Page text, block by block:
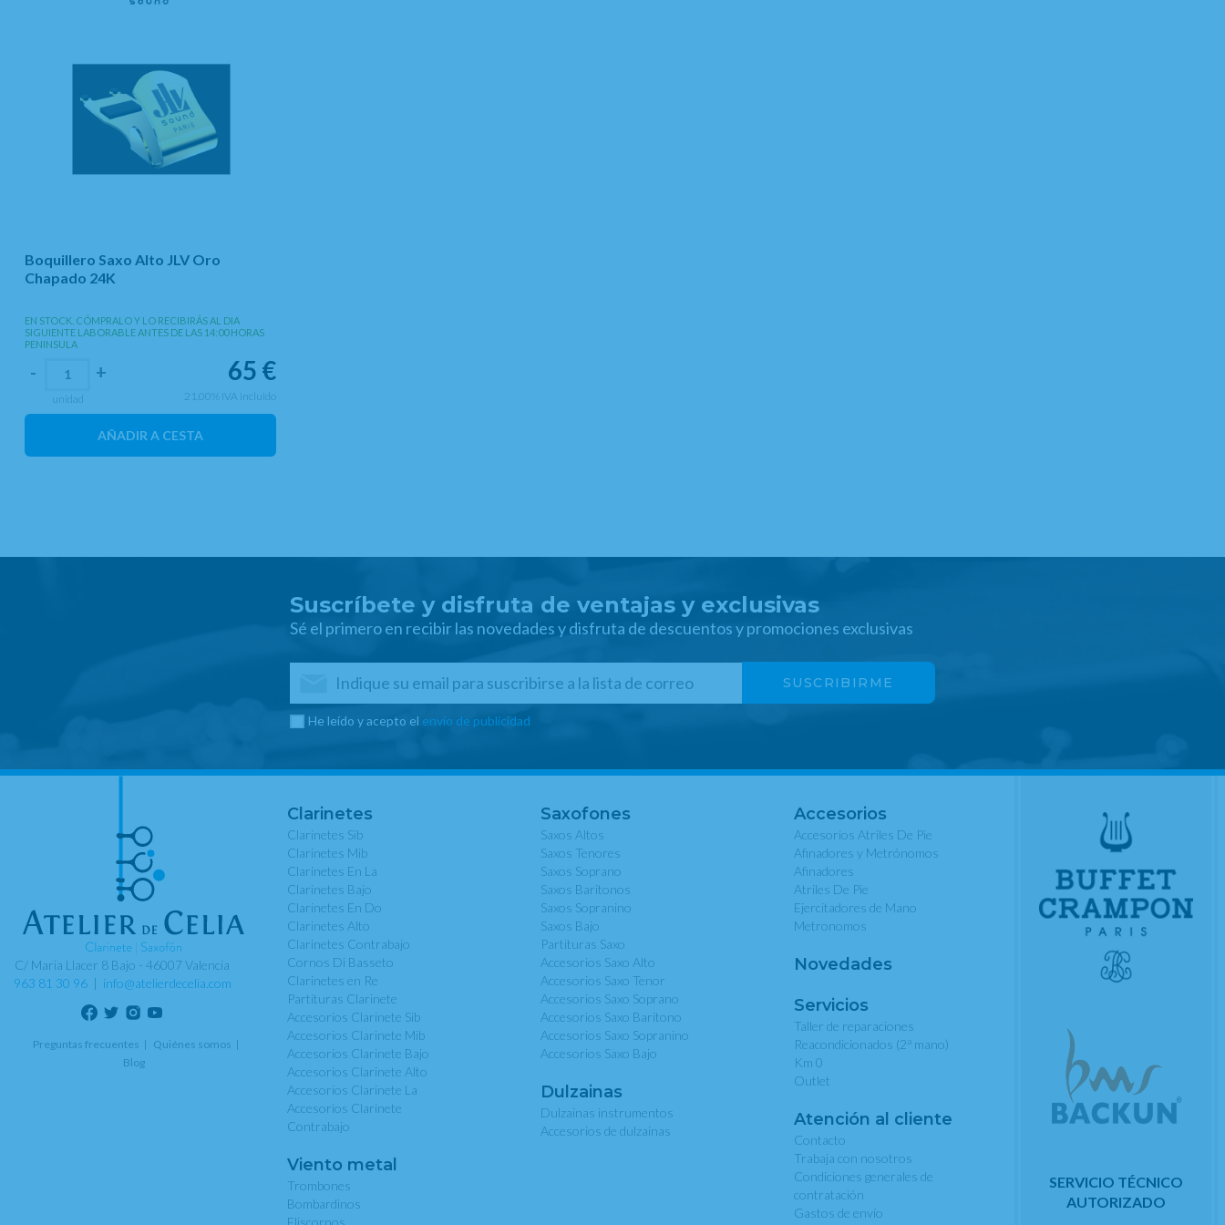
Boquillero Saxo Alto JLV Oro
Chapado 24K
EN STOCK. CÓMPRALO Y LO RECIBIRÁS AL DIA
SIGUIENTE LABORABLE ANTES DE LAS 14:00 HORAS
PENINSULA
65 €
21.00% IVA incluido
- +
unidad
AÑADIR A CESTA
Suscríbete y disfruta de ventajas y exclusivas
Sé el primero en recibir las novedades y disfruta de descuentos y promociones exclusivas
He leído y acepto el envío de publicidad
C/ Maria Llacer 8 Bajo - 46007 Valencia
963 81 30 96| info@atelierdecelia.com
Preguntas frecuentes
Quiénes somos
Blog
Clarinetes
Clarinetes Sib
Clarinetes Mib
Clarinetes En La
Clarinetes Bajo
Clarinetes En Do
Clarinetes Alto
Clarinetes Contrabajo
Cornos Di Basseto
Clarinetes en Re
Partituras Clarinete
Accesorios Clarinete Sib
Accesorios Clarinete Mib
Accesorios Clarinete Bajo
Accesorios Clarinete Alto
Accesorios Clarinete La
Accesorios Clarinete
Contrabajo
Viento metal
Trombones
Bombardinos
Saxofones
Saxos Altos
Saxos Tenores
Saxos Soprano
Saxos Baritonos
Saxos Sopranino
Saxos Bajo
Partituras Saxo
Accesorios Saxo Alto
Accesorios Saxo Tenor
Accesorios Saxo Soprano
Accesorios Saxo Baritono
Accesorios Saxo Sopranino
Accesorios Saxo Bajo
Dulzainas
Dulzainas instrumentos
Accesorios de dulzainas
Accesorios
Accesorios Atriles De Pie
Afinadores y Metrónomos
Afinadores
Atriles De Pie
Ejercitadores de Mano
Metronomos
Novedades
Servicios
Taller de reparaciones
Reacondicionados (2a mano)
Km 0
Outlet
Atención al cliente
Contacto
Trabaja con nosotros
Condiciones generales de
contratación
Gastos de envío
SERVICIO TÉCNICO
AUTORIZADO